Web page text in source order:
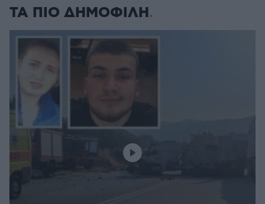
ΤΑ ΠΙΟ ΔΗΜΟΦΙΛΗ